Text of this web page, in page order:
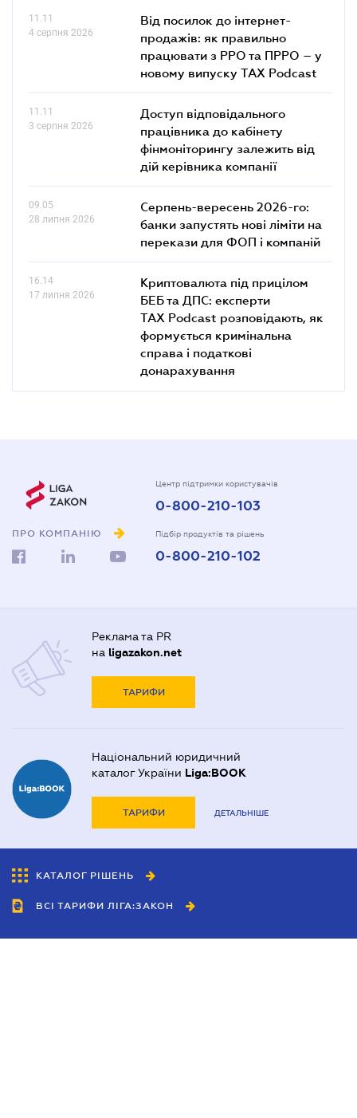
11.11
4 серпня 2026
Від посилок до інтернет-
продажів: як правильно
працювати з РРО та ПРРО – у
новому випуску TAX Podcast
11.11
3 серпня 2026
Доступ відповідального
працівника до кабінету
фінмоніторингу залежить від
дій керівника компанії
09.05
28 липня 2026
Серпень-вересень 2026-го:
банки запустять нові ліміти на
перекази для ФОП і компаній
16.14
17 липня 2026
Криптовалюта під прицілом
БЕБ та ДПС: експерти
TAX Podcast розповідають, як
формується кримінальна
справа і податкові
донарахування
ПРО КОМПАНІЮ
Центр підтримки користувачів
0-800-210-103
Підбір продуктів та рішень
0-800-210-102
Реклама та PR
на ligazakon.net
ТАРИФИ
Національний юридичний
каталог України Liga:BOOK
ТАРИФИ ДЕТАЛЬНІШЕ
КАТАЛОГ РІШЕНЬ
ВСІ ТАРИФИ ЛІГА:ЗАКОН